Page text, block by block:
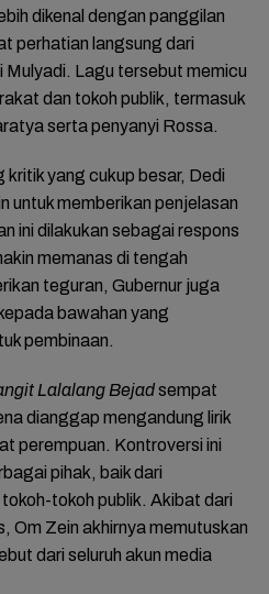
dikenal dengan panggilan
perhatian langsung dari
Lagu tersebut memicu
dan tokoh publik, termasuk
serta penyanyi Rossa.
yang cukup besar, Dedi
untuk memberikan penjelasan
ini dilakukan sebagai respons
memanas di tengah
teguran, Gubernur juga
bawahan yang
pembinaan.
Lalalang Bejadsempat
dianggap mengandung lirik
perempuan. Kontroversi ini
pihak, baik dari
tokoh publik. Akibat dari
Om Zein akhirnya memutuskan
dari seluruh akun media